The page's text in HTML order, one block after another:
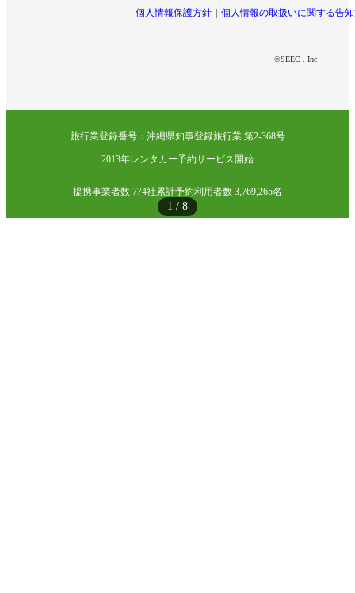
1 / 8
個人情報保護方針 個人情報の取扱いに関する告
©SEEC . Inc
旅行業登録番号：沖縄県知事登録旅行業 第2-368号
2013年レンタカー予約サービス開始
提携事業者数 774社累計予約利用者数 3,769,265名